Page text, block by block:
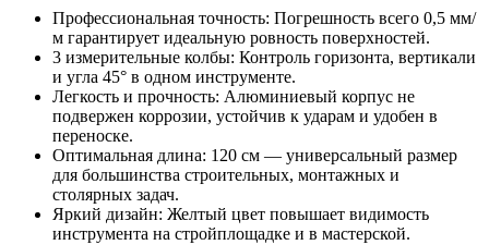
Профессиональная точность: Погрешность всего 0,5 мм/
м гарантирует идеальную ровность поверхностей.
3 измерительные колбы: Контроль горизонта, вертикали
и угла 45° в одном инструменте.
Легкость и прочность: Алюминиевый корпус не
подвержен коррозии, устойчив к ударам и удобен в
переноске.
Оптимальная длина: 120 см — универсальный размер
для большинства строительных, монтажных и
столярных задач.
Яркий дизайн: Желтый цвет повышает видимость
инструмента на стройплощадке и в мастерской.